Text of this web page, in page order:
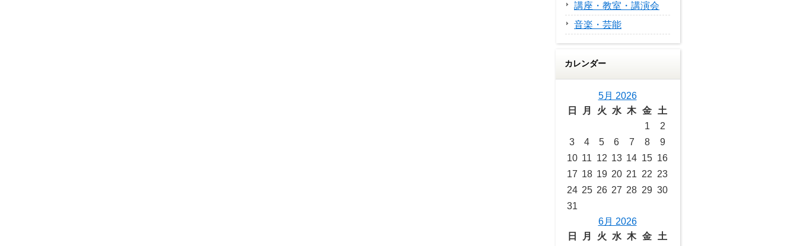
講座・教室・講演会
音楽・芸能
カレンダー
5月 2026
日
月 火 水 木 金
土
1
2
3
4 5 6 7 8
9
10 11 12 13 14 15 16
17 18 19 20 21 22 23
24 25 26 27 28 29 30
31
6月 2026
日
月 火 水 木 金
土